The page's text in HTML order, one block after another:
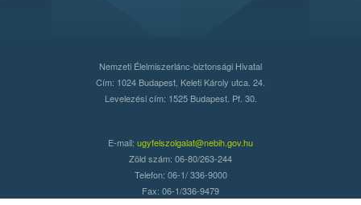
Nemzeti Élelmiszerlánc-biztonsági Hivatal
Cím: 1024 Budapest, Keleti Károly utca. 24.
Levelezési cím: 1525 Budapest. Pf. 30.
E-mail: ugyfelszolgalat@nebih.gov.hu
Zöld szám: 06-80/263-244
Telefon: 06-1/ 336-9000
Fax: 06-1/336-9479